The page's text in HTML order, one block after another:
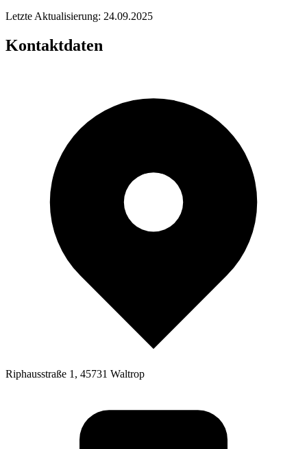
Letzte Aktualisierung: 24.09.2025
Kontaktdaten
Riphausstraße 1, 45731 Waltrop